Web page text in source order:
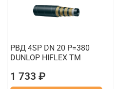
РВД 4SP DN 20 P=380
DUNLOP HIFLEX TM
1 733 ₽